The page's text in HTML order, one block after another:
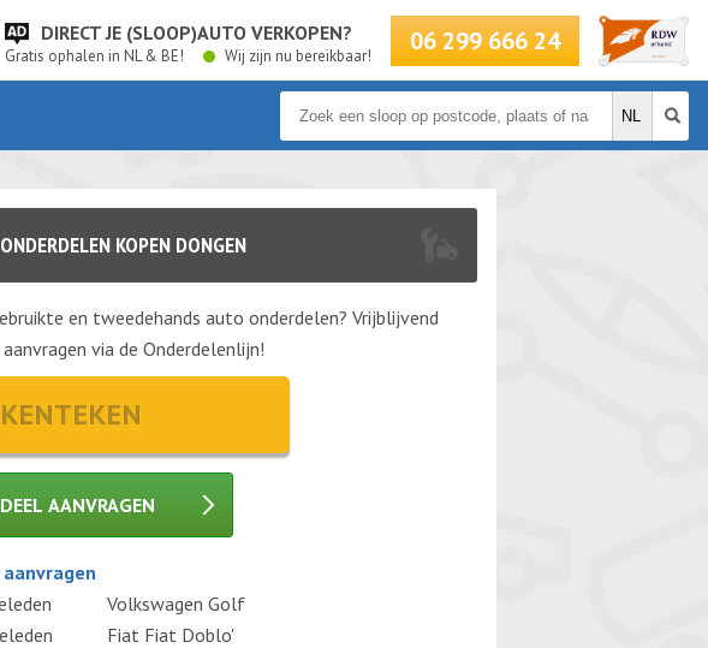
DIRECT JE (SLOOP)AUTO VERKOPEN?
Gratis ophalen in NL & BE! Wij zijn nu bereikbaar! 06 299 666 24
KOPEN DONGEN
en tweedehands auto onderdelen? Vrijblijvend
via de Onderdelenlijn!
AANVRAGEN
veld leeg te laten.
Volkswagen Golf
Fiat Fiat Doblo'